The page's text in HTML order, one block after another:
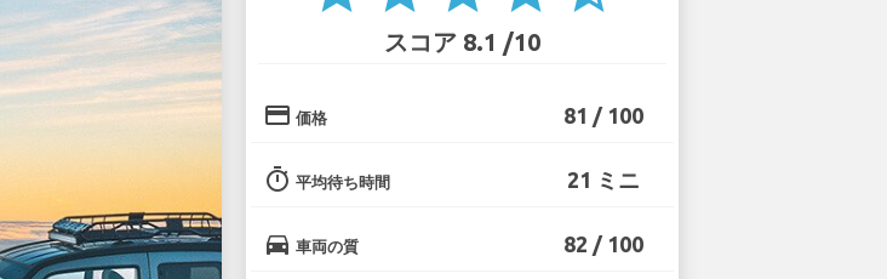
スコア 8.1 /10
credit_card 価格 81 / 100
timer 平均待ち時間 21 ミニ
directions_car 車両の質 82 / 100